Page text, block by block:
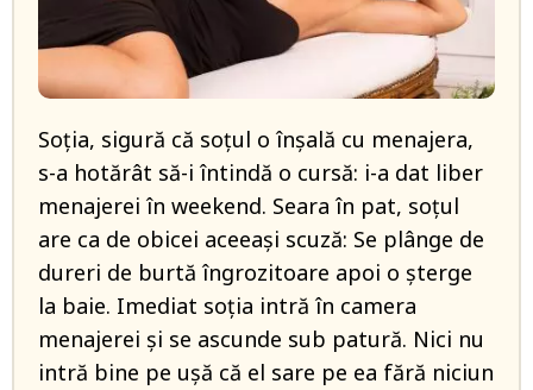
Soția, sigură că soțul o înșală cu menajera,
s-a hotărât să-i întindă o cursă: i-a dat liber
menajerei în weekend. Seara în pat, soțul
are ca de obicei aceeași scuză: Se plânge de
dureri de burtă îngrozitoare apoi o șterge
la baie. Imediat soția intră în camera
menajerei și se ascunde sub patură. Nici nu
intră bine pe ușă că el sare pe ea fără niciun